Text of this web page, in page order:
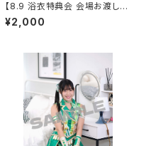
【8.9 浴衣特典会 会場お渡し限
定】鈴木志乃 2shotチェキ撮影
券 ※発送はいたしません
¥2,000